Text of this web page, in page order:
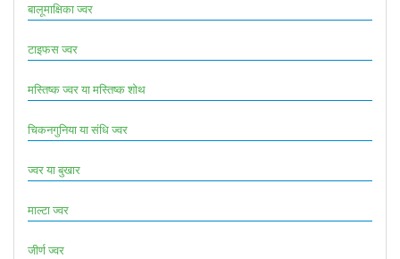
बालूमाक्षिका ज्वर
टाइफस ज्वर
मस्तिष्क ज्वर या मस्तिष्क शोथ
चिकनगुनिया या संधि ज्वर
ज्वर या बुखार
माल्टा ज्वर
जीर्ण ज्वर